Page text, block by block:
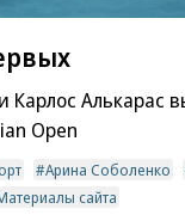
Карлос Алькарас
Open
Арина Соболенко
сайта